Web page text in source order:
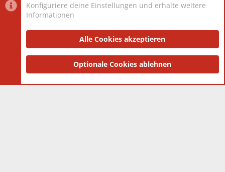
Datenschutzerklärung Impressum
Community platform by XenForo® © 2010-2025 XenForo Ltd.
and add-ons by ThemeHouse
Konfiguriere deine Einstellungen und erhalte weitere
Informationen
Alle Cookies akzeptieren
Optionale Cookies ablehnen